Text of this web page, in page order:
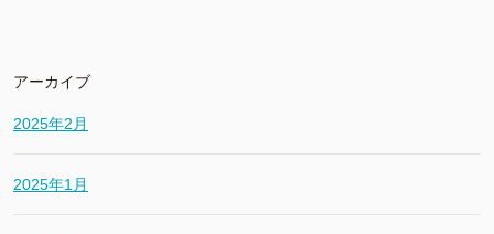
アーカイブ
2025年2月
2025年1月